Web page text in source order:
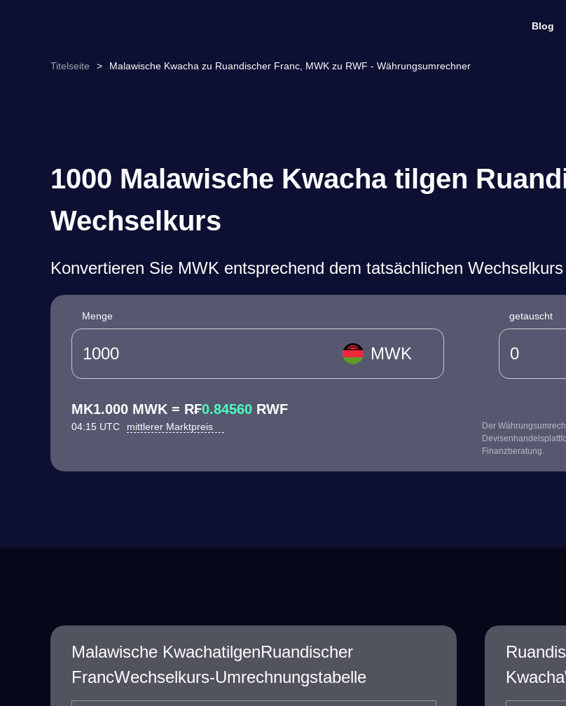
Blog
Titelseite > Malawische Kwacha zu Ruandischer Franc, MWK zu RWF - Währungsumrechner
1000 Malawische Kwacha tilgen
Wechselkurs
Konvertieren Sie MWK entsprechend dem tatsächlichen
Menge
MWK
getauscht
MK1.000 MWK = R₣0.84560 RWF
04:15 UTC mittlerer Marktpreis
Der
Finanzberatung.
Malawische KwachatilgenRuandischer
FrancWechselkurs-Umrechnungstabelle